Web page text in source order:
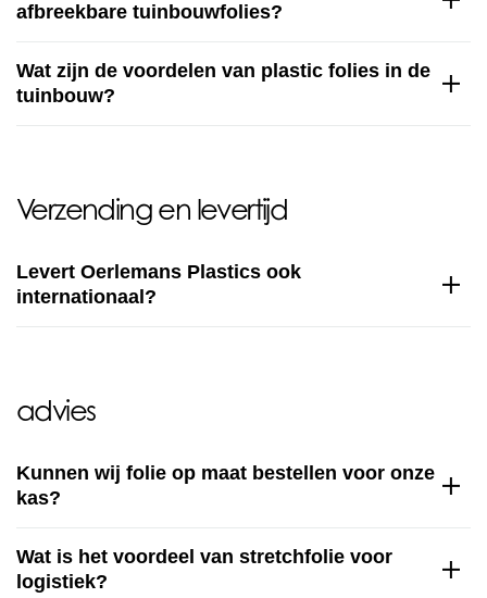
afbreekbare tuinbouwfolies?
Wat zijn de voordelen van plastic folies in de
tuinbouw?
Verzending en levertijd
Levert Oerlemans Plastics ook
internationaal?
advies
Kunnen wij folie op maat bestellen voor onze
kas?
Wat is het voordeel van stretchfolie voor
logistiek?